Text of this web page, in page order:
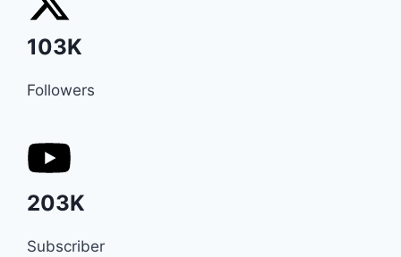
103K
Followers
203K
Subscriber